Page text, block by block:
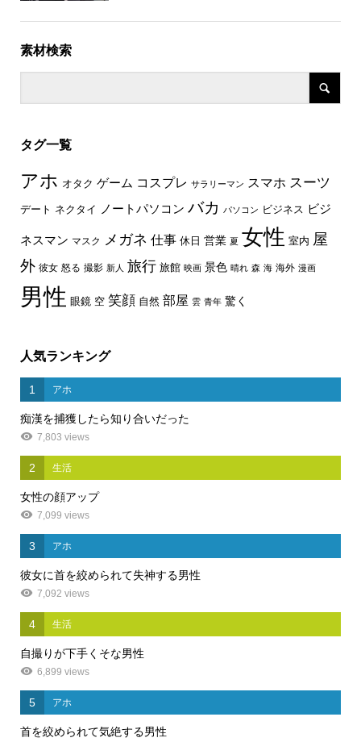
素材検索
タグ一覧
アホ オタク ゲーム コスプレ サラリーマン スマホ スーツ
デート ネクタイ ノートパソコン バカ パソコン ビジネス ビジ
ネスマン マスク メガネ 仕事 休日 営業 夏 女性 室内 屋
外 彼女 怒る 撮影 新人 旅行 旅館 映画 景色 晴れ 森 海 海外 漫画
男性 眼鏡 空 笑顔 自然 部屋 雲 青年 驚く
人気ランキング
1 アホ
痴漢を捕獲したら知り合いだった
7,803 views
2 生活
女性の顔アップ
7,099 views
3 アホ
彼女に首を絞められて失神する男性
7,092 views
4 生活
自撮りが下手くそな男性
6,899 views
5 アホ
首を絞められて気絶する男性